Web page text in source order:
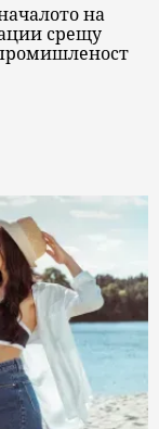
на
срещу